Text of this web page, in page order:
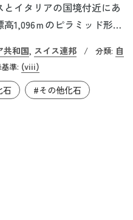
イタリアの国境付近にあ
1,096ｍのピラミッド形状
生きた生物の化石が、極め
います。この一帯は、か
り、外洋から隔てられた
後の地殻変動で山とな
れています。2003年にス
共和国, スイス連邦 / 分類: 自
準: (viii)
石 #その他化石